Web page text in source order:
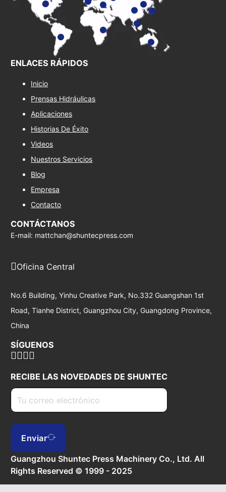
ENLACES RÁPIDOS
Inicio
Prensas Hidráulicas
Aplicaciones
Historias De Éxito
Videos
Nuestros Servicios
Blog
Empresa
Contacto
CONTÁCTANOS
E-mail: mattchan@shuntecpress.com
Oficina Central
No.6 Building, Yinhu Creative Park, No.332 Guangshan 1st
Road, Tianhe District, Guangzhou City, Guangdong Province,
China
SÍGUENOS
RECIBE LAS NOVEDADES DE SHUNTEC
Enviar
Guangzhou Shuntec Press Machinery Co., Ltd. All
Rights Reserved © 1999 - 2025